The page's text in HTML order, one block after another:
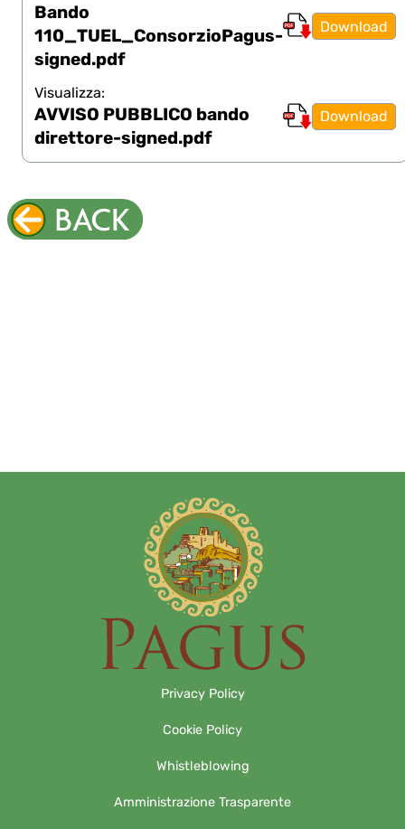
Bando
110_TUEL_ConsorzioPagus-
signed.pdf
Download
Visualizza:
AVVISO PUBBLICO bando
direttore-signed.pdf
Download
Privacy Policy
Cookie Policy
Whistleblowing
Amministrazione Trasparente